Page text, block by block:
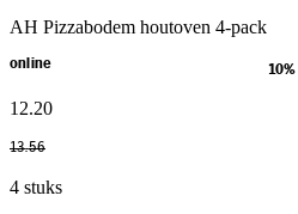
AH Pizzabodem houtoven 4-pack
online
12.20
13.56
4 stuks